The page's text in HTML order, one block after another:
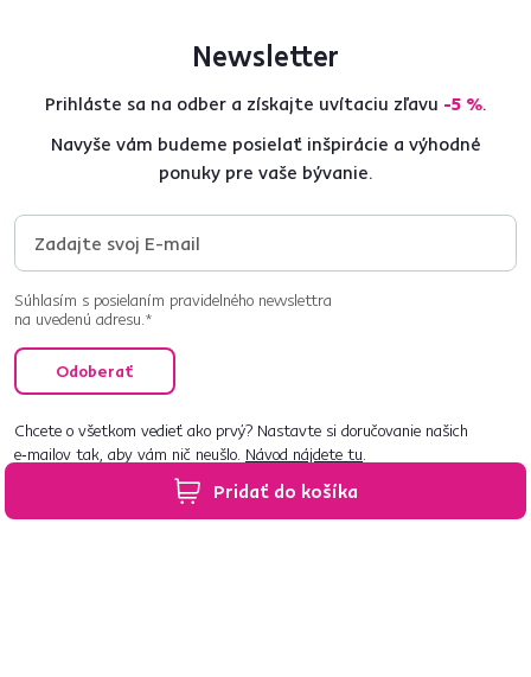
Pridať do košíka
Newsletter
Prihláste sa na odber a získajte uvítaciu zľavu -5 %.
Navyše vám budeme posielať inšpirácie a výhodné
ponuky pre vaše bývanie.
Súhlasím s posielaním pravidelného newslettra
na uvedenú adresu.*
Odoberať
Chcete o všetkom vedieť ako prvý? Nastavte si doručovanie našich
e‑mailov tak, aby vám nič neušlo. Návod nájdete tu.